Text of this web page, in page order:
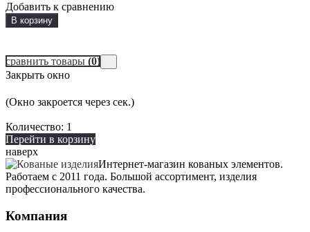
Добавить к сравнению
В корзину
сравнить товары (0)
Закрыть окно
(Окно закроется через сек.)
Количество: 1
Перейти в корзину
наверх
Интернет-магазин кованых элементов.
Работаем с 2011 года. Большой ассортимент, изделия
профессионального качества.
Компания